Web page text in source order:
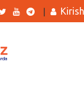
Kirish